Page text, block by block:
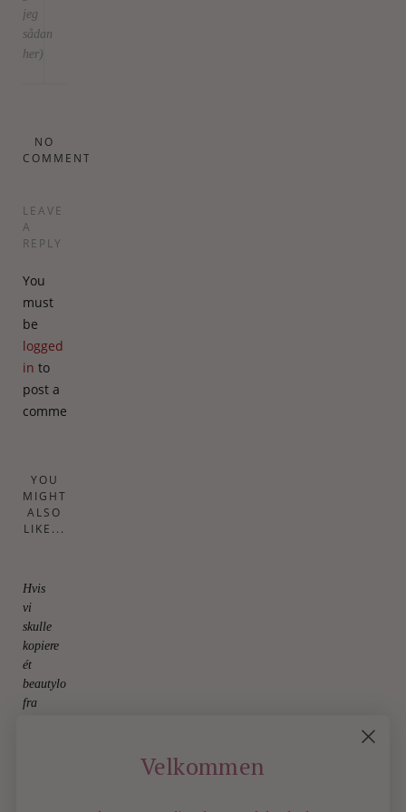
jeg
sådan
her)
NO
COMMENTS
LEAVE
A
REPLY
You
must
be
logged
in to
post a
comment.
YOU
MIGHT
ALSO
LIKE...
Hvis
vi
skulle
kopiere
ét
beautylook
fra
Velkommen